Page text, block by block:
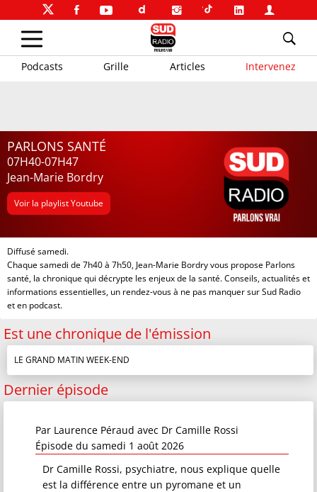
Podcasts Grille Articles Intervenez
PARLONS SANTÉ
07H40-07H47
Jean-Marie Bordry
Voir la playlist Youtube
Diffusé samedi.
Chaque samedi de 7h40 à 7h50, Jean-Marie Bordryvous propose Parlons
santé, la chronique qui décrypte les enjeux de la santé. Conseils, actualités et
informations essentielles, un rendez-vous à ne pas manquer sur Sud Radio
et en podcast.
Est une chronique de l'émission
LE GRAND MATIN WEEK-END
Dernier épisode
Par Laurence Péraud avec Dr Camille Rossi
Épisode du samedi 1 août 2026
Dr Camille Rossi, psychiatre, nous explique quelle
est la différence entre un pyromane et un